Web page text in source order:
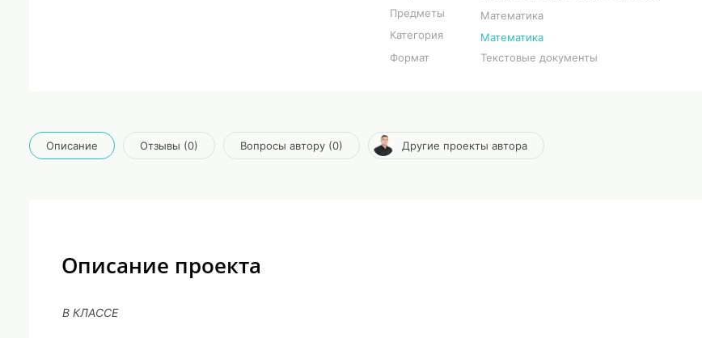
Предметы
Математика
Категория
Математика
Формат
Текстовые документы
Описание Отзывы (0) Вопросы автору (0) Другие проекты автора
Описание проекта
В КЛАССЕ